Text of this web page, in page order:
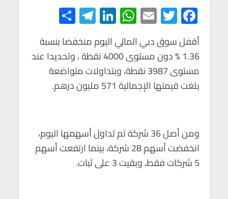
F
ac
e
b
o
o
T
wi
tt
er
E
m
ail
W
h
at
s
A
p
Li
n
ke
dI
n
Te
le
gr
a
m
h
ar
e
أقفل سوق دبي المالي اليوم منخفضا بنسبة
1.36 % دون مستوى 4000 نقطة ، وتحديدا عند
مستوى 3987 نقطة، وبتداولات متواضعة
بلغت قيمتها الإجمالية 571 مليون درهم.
ومن أصل 36 شركة تم تداول أسهمها اليوم،
انخفضت أسهم 28 شركة، بينما ارتفعت أسهم
5 شركات فقط، وبقيت 3 على ثبات.